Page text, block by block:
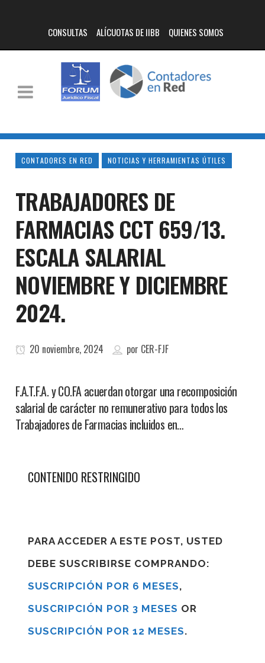
CONSULTAS ALÍCUOTAS DE IIBB QUIENES SOMOS
CONTADORES EN RED NOTICIAS Y HERRAMIENTAS ÚTILES
TRABAJADORES DE
FARMACIAS CCT 659/13.
ESCALA SALARIAL
NOVIEMBRE Y DICIEMBRE
2024.
20 noviembre, 2024 por CER-FJF
F.A.T.F.A. y CO.FA acuerdan otorgar una recomposición
salarial de carácter no remunerativo para todos los
Trabajadores de Farmacias incluidos en…
CONTENIDO RESTRINGIDO
PARA ACCEDER A ESTE POST, USTED
DEBE SUSCRIBIRSE COMPRANDO:
SUSCRIPCIÓN POR 6 MESES,
SUSCRIPCIÓN POR 3 MESES OR
SUSCRIPCIÓN POR 12 MESES.